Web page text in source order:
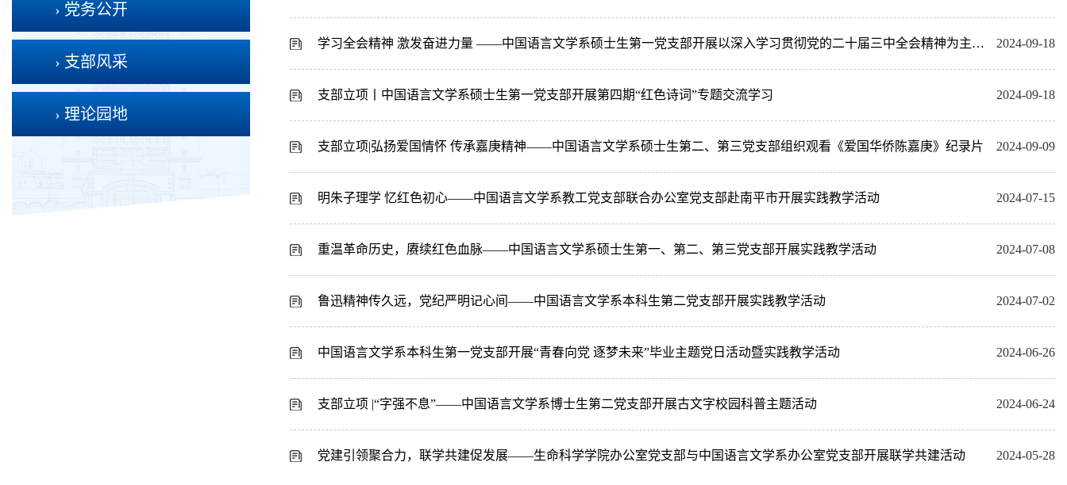
› 党务公开
› 支部风采
› 理论园地
2024-09-18
学习全会精神 激发奋进力量 ——中国语言文学系硕士生第一党支部开展以深入学习贯彻党的二十届三中全会精神为主题的理论学习交流会
2024-09-18
支部立项丨中国语言文学系硕士生第一党支部开展第四期“红色诗词”专题交流学习
2024-09-09
支部立项|弘扬爱国情怀 传承嘉庚精神——中国语言文学系硕士生第二、第三党支部组织观看《爱国华侨陈嘉庚》纪录片
2024-07-15
明朱子理学 忆红色初心——中国语言文学系教工党支部联合办公室党支部赴南平市开展实践教学活动
2024-07-08
重温革命历史，赓续红色血脉——中国语言文学系硕士生第一、第二、第三党支部开展实践教学活动
2024-07-02
鲁迅精神传久远，党纪严明记心间——中国语言文学系本科生第二党支部开展实践教学活动
2024-06-26
中国语言文学系本科生第一党支部开展“青春向党 逐梦未来”毕业主题党日活动暨实践教学活动
2024-06-24
支部立项 |“字强不息”——中国语言文学系博士生第二党支部开展古文字校园科普主题活动
2024-05-28
党建引领聚合力，联学共建促发展——生命科学学院办公室党支部与中国语言文学系办公室党支部开展联学共建活动